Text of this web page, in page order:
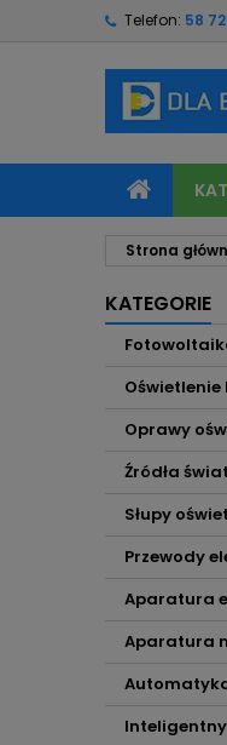
Telefon: 58
Strona
KATEGORIE
Oświetlenie
Oprawy
Źródła
Słupy
Przewody
Aparatura
Aparatura